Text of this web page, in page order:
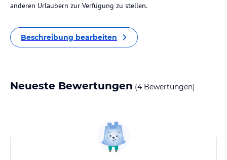
anderen Urlaubern zur Verfügung zu stellen.
Beschreibung bearbeiten
Neueste Bewertungen (4 Bewertungen)